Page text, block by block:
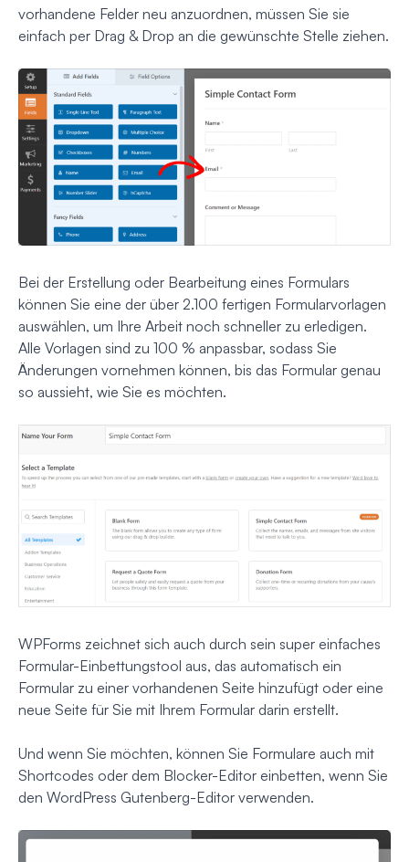
vorhandene Felder neu anzuordnen, müssen Sie sie
einfach per Drag & Drop an die gewünschte Stelle ziehen.
Bei der Erstellung oder Bearbeitung eines Formulars
können Sie eine der über 2.100 fertigen Formularvorlagen
auswählen, um Ihre Arbeit noch schneller zu erledigen.
Alle Vorlagen sind zu 100 % anpassbar, sodass Sie
Änderungen vornehmen können, bis das Formular genau
so aussieht, wie Sie es möchten.
WPForms zeichnet sich auch durch sein super einfaches
Formular-Einbettungstool aus, das automatisch ein
Formular zu einer vorhandenen Seite hinzufügt oder eine
neue Seite für Sie mit Ihrem Formular darin erstellt.
Und wenn Sie möchten, können Sie Formulare auch mit
Shortcodes oder dem Blocker-Editor einbetten, wenn Sie
den WordPress Gutenberg-Editor verwenden.